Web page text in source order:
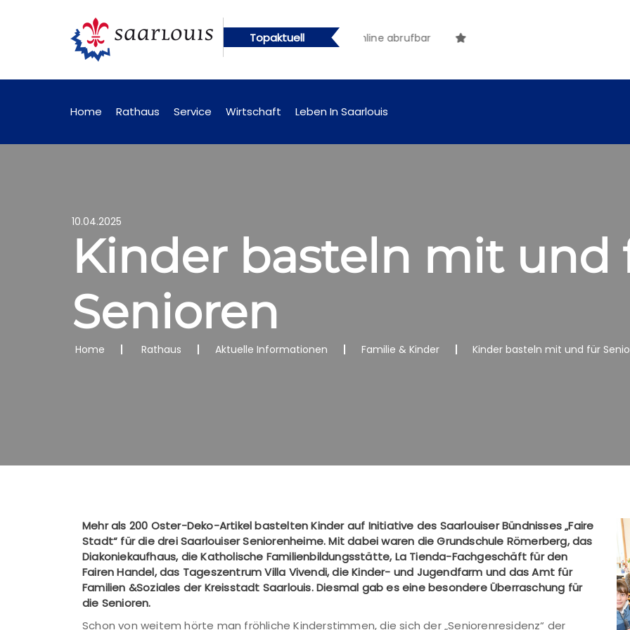
Topaktuell
Öffentliche Bekanntmachungen künftig online abrufbar
Home Rathaus Service Wirtschaft Leben In Saarlouis
10.04.2025
Kinder basteln mit und
Senioren
Home Rathaus Aktuelle Informationen Familie & Kinder Kinder basteln mit und für
Mehr als 200 Oster-Deko-Artikel bastelten Kinder auf Initiative des Saarlouiser Bündnisses „Faire
Stadt“ für die drei Saarlouiser Seniorenheime. Mit dabei waren die Grundschule Römerberg, das
Diakoniekaufhaus, die Katholische Familienbildungsstätte, La Tienda-Fachgeschäft für den
Fairen Handel, das Tageszentrum Villa Vivendi, die Kinder- und Jugendfarm und das Amt für
Familien &Soziales der Kreisstadt Saarlouis. Diesmal gab es eine besondere Überraschung für
die Senioren.
Schon von weitem hörte man fröhliche Kinderstimmen, die sich der „Seniorenresidenz“ der